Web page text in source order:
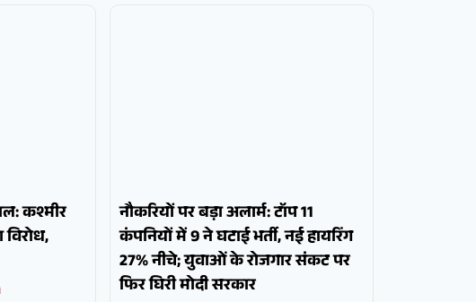
कश्मीर
नौकरियों पर बड़ा अलार्म: टॉप 11
कंपनियों में 9 ने घटाई भर्ती, नई हायरिंग
27% नीचे; युवाओं के रोजगार संकट पर
फिर घिरी मोदी सरकार